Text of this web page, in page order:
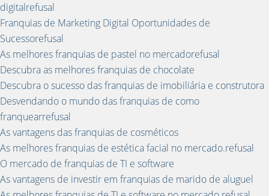
digitalrefusal
Franquias de Marketing Digital Oportunidades de
Sucessorefusal
As melhores franquias de pastel no mercadorefusal
Descubra as melhores franquias de chocolate
Descubra o sucesso das franquias de imobiliária e construtora
Desvendando o mundo das franquias de como
franquearrefusal
As vantagens das franquias de cosméticos
As melhores franquias de estética facial no mercado.refusal
O mercado de franquias de TI e software
As vantagens de investir em franquias de marido de aluguel